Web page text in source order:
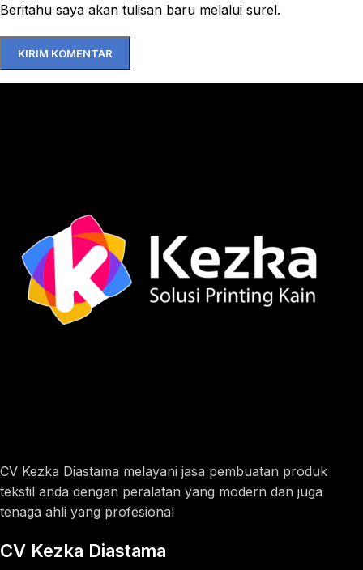
Beritahu saya akan tulisan baru melalui surel.
CV Kezka Diastama melayani jasa pembuatan produk
tekstil anda dengan peralatan yang modern dan juga
tenaga ahli yang profesional
CV Kezka Diastama